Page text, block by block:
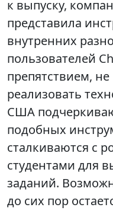
к выпуску,
представила
внутренних
пользователей
препятствием,
реализовать
США
подобных
сталкиваются с
студентами для
заданий.
до сих пор